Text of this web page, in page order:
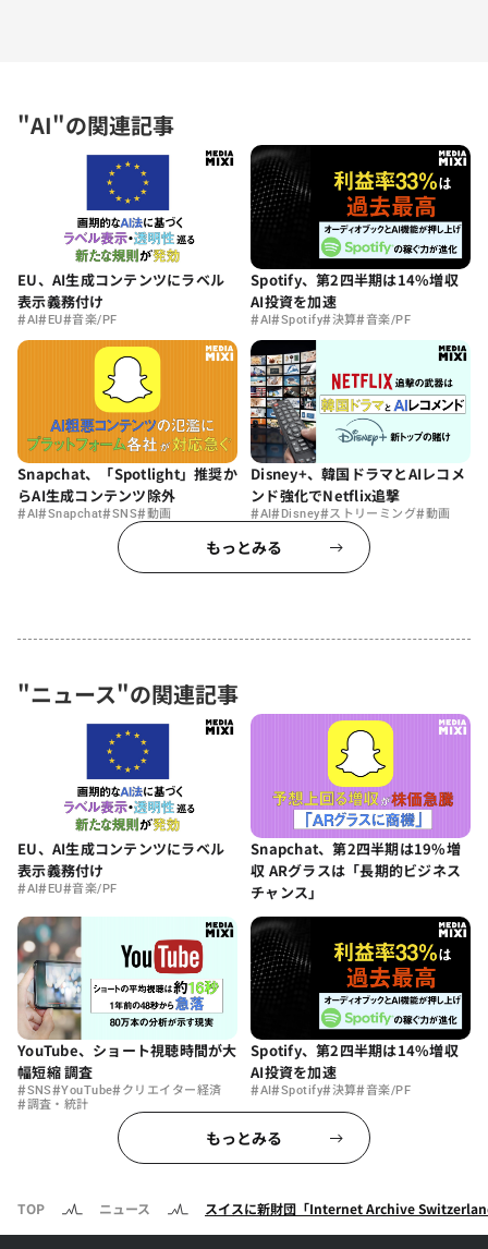
"AI"の関連記事
EU、AI生成コンテンツにラベル
表示義務付け
#AI#EU#音楽/PF
Spotify、第2四半期は14%増収
AI投資を加速
#AI#Spotify#決算#音楽/PF
Snapchat、「Spotlight」推奨か
らAI生成コンテンツ除外
#AI#Snapchat#SNS#動画
Disney+、韓国ドラマとAIレコメ
ンド強化でNetflix追撃
#AI# Disney#ストリーミング#動画
もっとみる
"ニュース"の関連記事
EU、AI生成コンテンツにラベル
表示義務付け
#AI#EU#音楽/PF
Snapchat、第2四半期は19%増
収 ARグラスは「長期的ビジネス
チャンス」
YouTube、ショート視聴時間が大
幅短縮 調査
#SNS#YouTube#クリエイター経済
#調査・統計
Spotify、第2四半期は14%増収
AI投資を加速
#AI#Spotify#決算#音楽/PF
もっとみる
TOP ニュース スイスに新財団「Internet Archive